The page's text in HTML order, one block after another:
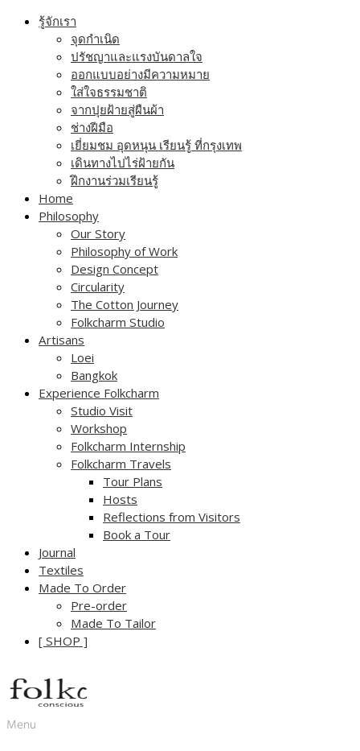
Skip
รู้จักเรา
จุดกำเนิด
ปรัชญาและแรงบันดาลใจ
ออกแบบอย่างมีความหมาย
ใส่ใจธรรมชาติ
จากปุยฝ้ายสู่ผืนผ้า
ช่างฝีมือ
เยี่ยมชม อุดหนุน เรียนรู้ ที่กรุงเทพ
เดินทางไปไร่ฝ้ายกัน
ฝึกงานร่วมเรียนรู้
Home
Philosophy
Our Story
Philosophy of Work
Design Concept
Circularity
The Cotton Journey
Folkcharm Studio
Artisans
Loei
Bangkok
Experience Folkcharm
Studio Visit
Workshop
Folkcharm Internship
Folkcharm Travels
Tour Plans
Hosts
Reflections from Visitors
Book a Tour
Journal
Textiles
Made To Order
Pre-order
Made To Tailor
[ SHOP ]
Menu